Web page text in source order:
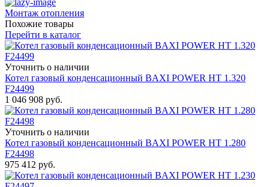
Монтаж отопления
Похожие товары
Перейти в каталог
Уточнить о наличии
Котел газовый конденсационный BAXI POWER HT 1.320
F24499
1 046 908 руб.
Уточнить о наличии
Котел газовый конденсационный BAXI POWER HT 1.280
F24498
975 412 руб.